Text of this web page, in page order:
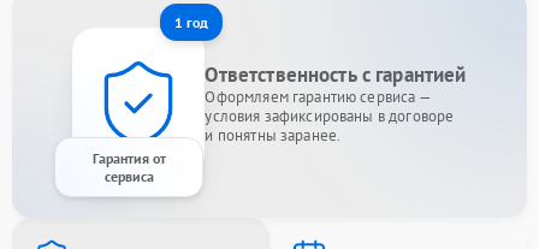
1 год
Гарантия от
сервиса
Ответственность с гарантией
Оформляем гарантию сервиса —
условия зафиксированы в договоре
и понятны заранее.